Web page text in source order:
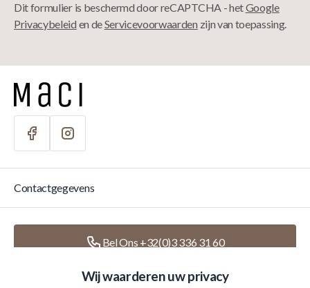
Wij waarderen uw privacy
Dit formulier is beschermd door reCAPTCHA - hetGoogle
Privacybeleid en deServicevoorwaarden zijn van toepassing.
Contactgegevens
Bel Ons +32(0)3 336 31 60
Schrijf Onsinfo@macihome.eu